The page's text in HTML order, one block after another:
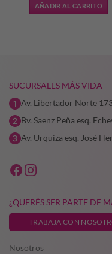
original
era:
es:
AÑADIR AL CARRITO
SUCURSALES MÁS VIDA
Av. Libertador Norte
Bv. Saenz Peña esq.
Av. Urquiza esq. José
¿QUERÉS SER PARTE DE
TRABAJA CON
Nosotros